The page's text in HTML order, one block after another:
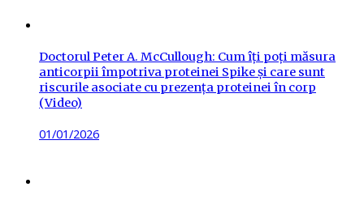
Doctorul Peter A. McCullough: Cum îți poți măsura
anticorpii împotriva proteinei Spike și care sunt
riscurile asociate cu prezența proteinei în corp
(Video)
Posted
01/01/2026